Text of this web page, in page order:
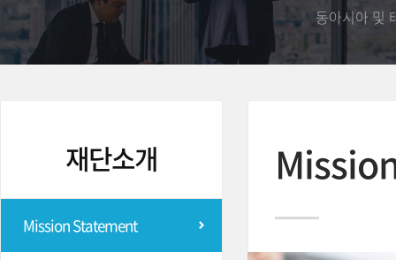
동아시아 및
재단소개
Mission Statement